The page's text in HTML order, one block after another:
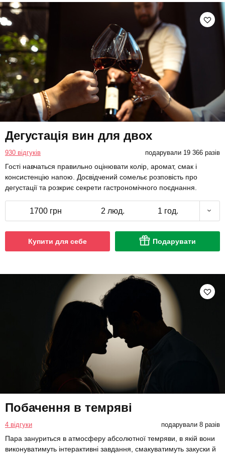
Дегустація вин для двох
930 відгуків подарували 19 366 разів
Гості навчаться правильно оцінювати колір, аромат, смак і
консистенцію напою. Досвідчений сомельє розповість про
дегустації та розкриє секрети гастрономічного поєднання.
1700 грн 2 люд. 1 год.
Купити для себе Подарувати
Побачення в темряві
4 відгуки подарували 8 разів
Пара зануриться в атмосферу абсолютної темряви, в якій вони
виконуватимуть інтерактивні завдання, смакуватимуть закуски й